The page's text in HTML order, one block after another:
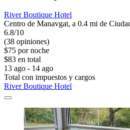
River Boutique Hotel
Centro de Manavgat, a 0.4 mi de
6.8/10
(38 opiniones)
$75 por noche
$83 en total
13 ago - 14 ago
Total con impuestos y cargos
River Boutique Hotel